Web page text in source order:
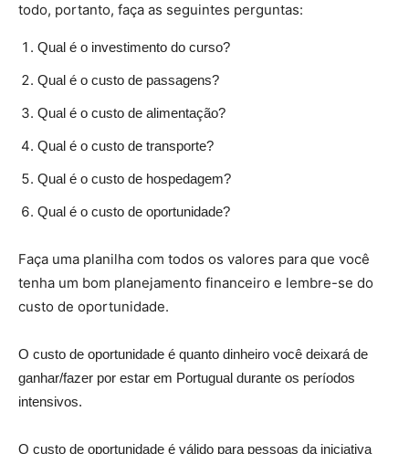
todo, portanto, faça as seguintes perguntas:
Qual é o investimento do curso?
Qual é o custo de passagens?
Qual é o custo de alimentação?
Qual é o custo de transporte?
Qual é o custo de hospedagem?
Qual é o custo de oportunidade?
Faça uma planilha com todos os valores para que você
tenha um bom planejamento financeiro e lembre-se do
custo de oportunidade.
O custo de oportunidade é quanto dinheiro você deixará de
ganhar/fazer por estar em Portugual durante os períodos
intensivos.
O custo de oportunidade é válido para pessoas da iniciativa